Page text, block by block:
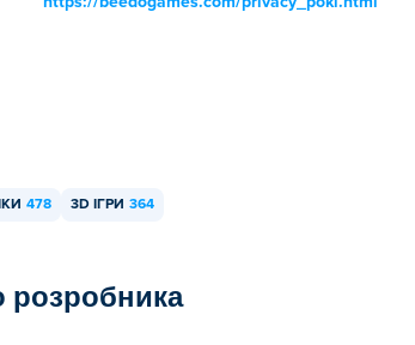
478 3D ІГРИ 364
розробника